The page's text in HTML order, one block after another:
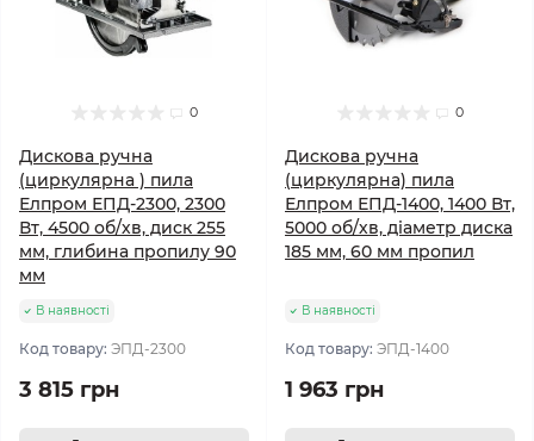
0
Дискова ручна
(циркулярна ) пила
Елпром ЕПД-2300, 2300
Вт, 4500 об/хв, диск 255
мм, глибина пропилу 90
мм
В наявності
Код товару: ЭПД-2300
3 815 грн
0
Дискова ручна
(циркулярна) пила
Елпром ЕПД-1400, 1400 Вт,
5000 об/хв, діаметр диска
185 мм, 60 мм пропил
В наявності
Код товару: ЭПД-1400
1 963 грн